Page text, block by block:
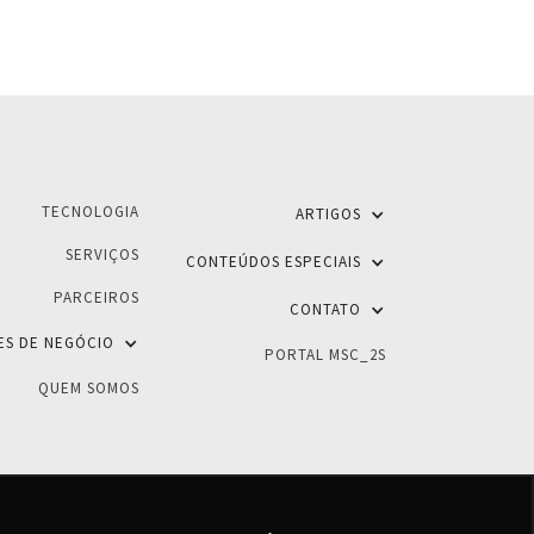
TECNOLOGIA
SERVIÇOS
PARCEIROS
DE NEGÓCIO
QUEM SOMOS
ARTIGOS
CONTEÚDOS ESPECIAIS
CONTATO
PORTAL MSC_2S